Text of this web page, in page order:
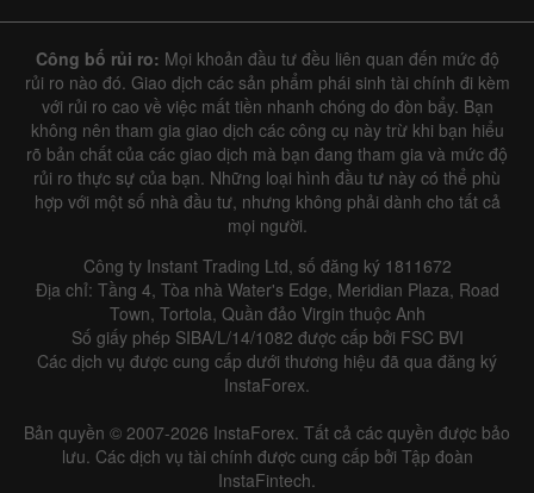
Công bố rủi ro: Mọi khoản đầu tư đều liên quan đến mức độ
rủi ro nào đó. Giao dịch các sản phẩm phái sinh tài chính đi kèm
với rủi ro cao về việc mất tiền nhanh chóng do đòn bẩy. Bạn
không nên tham gia giao dịch các công cụ này trừ khi bạn hiểu
rõ bản chất của các giao dịch mà bạn đang tham gia và mức độ
rủi ro thực sự của bạn. Những loại hình đầu tư này có thể phù
hợp với một số nhà đầu tư, nhưng không phải dành cho tất cả
mọi người.
Công ty Instant Trading Ltd, số đăng ký 1811672
Địa chỉ: Tầng 4, Tòa nhà Water's Edge, Meridian Plaza, Road
Town, Tortola, Quần đảo Virgin thuộc Anh
Số giấy phép SIBA/L/14/1082 được cấp bởi FSC BVI
Các dịch vụ được cung cấp dưới thương hiệu đã qua đăng ký
InstaForex.
Bản quyền © 2007-2026 InstaForex. Tất cả các quyền được bảo
lưu. Các dịch vụ tài chính được cung cấp bởi Tập đoàn
InstaFintech.